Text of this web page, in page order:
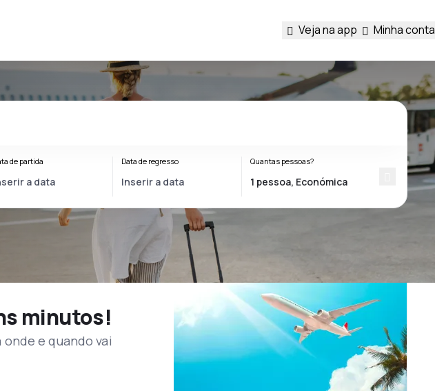
Veja na app Minha conta
de partida Data de regresso Quantas pessoas?
minutos!
e quando vai